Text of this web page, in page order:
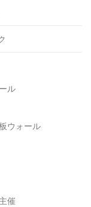
ル
ウォール
催